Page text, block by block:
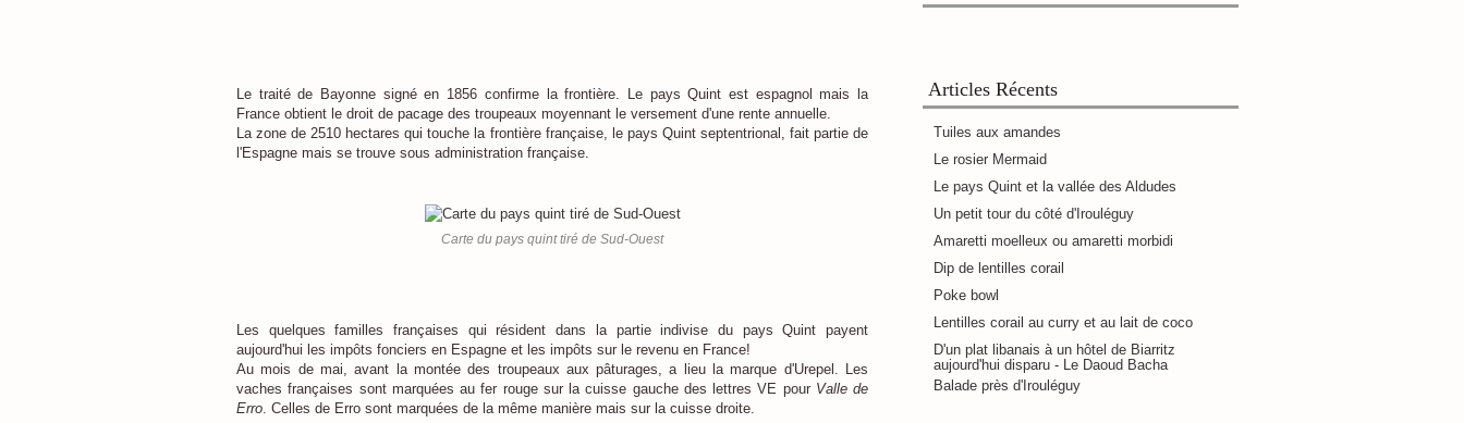
Le traité de Bayonne signé en 1856 confirme la frontière. Le pays Quint est espagnol mais la
France obtient le droit de pacage des troupeaux moyennant le versement d'une rente annuelle.
La zone de 2510 hectares qui touche la frontière française, le pays Quint septentrional, fait partie de
l'Espagne mais se trouve sous administration française.
Carte du pays quint tiré de Sud-Ouest
Les quelques familles françaises qui résident dans la partie indivise du pays Quint payent
aujourd'hui les impôts fonciers en Espagne et les impôts sur le revenu en France!
Au mois de mai, avant la montée des troupeaux aux pâturages, a lieu la marque d'Urepel. Les
vaches françaises sont marquées au fer rouge sur la cuisse gauche des lettres VE pour Valle de
Erro. Celles de Erro sont marquées de la même manière mais sur la cuisse droite.
Articles Récents
Tuiles aux amandes
Le rosier Mermaid
Le pays Quint et la vallée des Aldudes
Un petit tour du côté d'Irouléguy
Amaretti moelleux ou amaretti morbidi
Dip de lentilles corail
Poke bowl
Lentilles corail au curry et au lait de coco
D'un plat libanais à un hôtel de Biarritz
aujourd'hui disparu - Le Daoud Bacha
Balade près d'Irouléguy